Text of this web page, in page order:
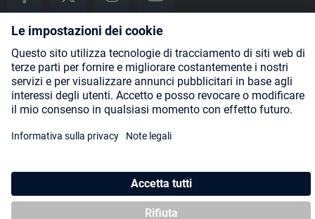
Payment Methods
Shipping
* Tutti i prezzi includono l'IVA piùspese di spedizioneed eventuali
spese di spedizione, se non diversamente indicato.